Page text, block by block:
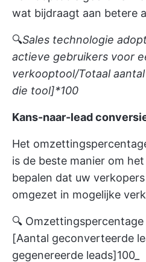
wat bijdraagt aan betere
🔍Sales technologie
actieve gebruikers voor
verkooptool/Totaal
die tool]*100
Kans-naar-lead
Het
is de beste manier om
bepalen dat uw
omgezet in mogelijke
🔍
[Aantal geconverteerde
gegenereerde leads]100_